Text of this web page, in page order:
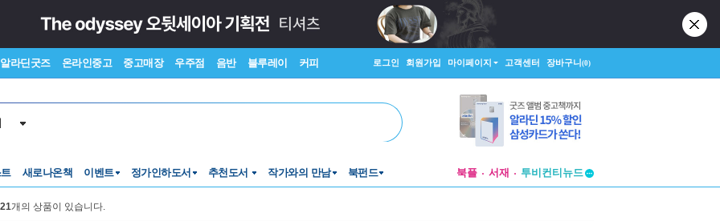
알라딘굿즈 온라인중고 중고매장 우주점 음반 블루레이 커피 로그인 회원가입 마이페이지 고객센터 장바구니(0)
새로나온책 이벤트 정가인하도서 추천도서 작가와의 만남 북펀드 북플 서재
창작플랫폼
개의 상품이 있습니다.